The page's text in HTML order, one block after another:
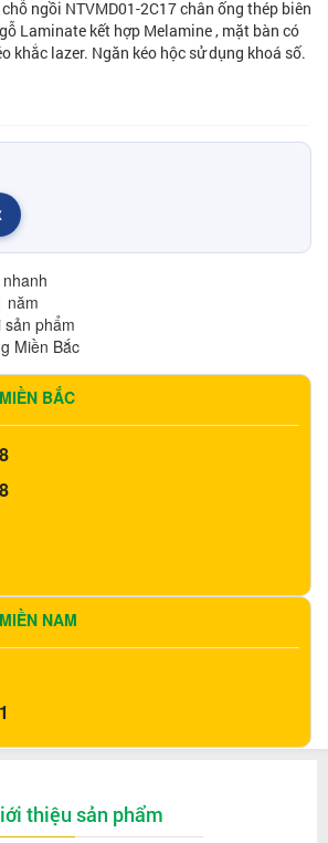
ngồi NTVMD01-2C17 chân ống thép biên
Laminate kết hợp Melamine , mặt bàn có
khắc lazer. Ngăn kéo hộc sử dụng khoá số.
năm
phẩm
Miền Bắc
BẮC
NAM
thiệu sản phẩm